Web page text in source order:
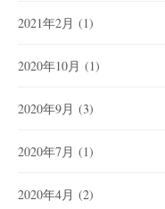
2021年2月 (1)
2020年10月 (1)
2020年9月 (3)
2020年7月 (1)
2020年4月 (2)